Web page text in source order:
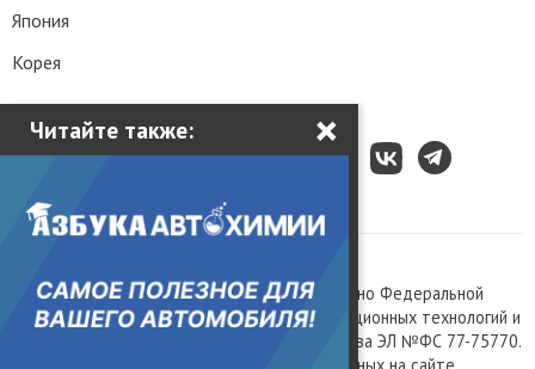
Читайте также: ×
Япония
Корея
Сетевое издание «Kolesa.ru», зарегистрировано Федеральной
службой по надзору в сфере связи, информационных технологий и
массовых коммуникаций, номер свидетельства ЭЛ №ФС 77-75770.